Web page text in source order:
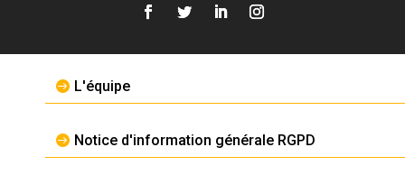
L'équipe
Notice d'information générale RGPD